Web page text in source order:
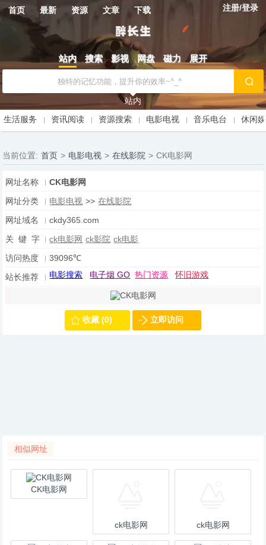
首页 最新 资源 文章 下载 注册/登录
站内 搜索 影视 网盘 磁力 展开
站内
生活服务
资讯阅读 资源搜索 电影电视 音乐电台 休闲
当前位置: 首页 > 电影电视 > 在线影院 > CK电影网
网址名称
CK电影网
网址分类
电影电视 >> 在线影院
网址域名
ckdy365.com
关 键 字
ck电影网 ck影院 ck电影
访问热度
39096℃
站长推荐
电影搜索 电子烟 GO 热门资源 怀旧游戏
收藏 (0) 立即访问
相似网址
CK电影网
ck电影网 ck电影网